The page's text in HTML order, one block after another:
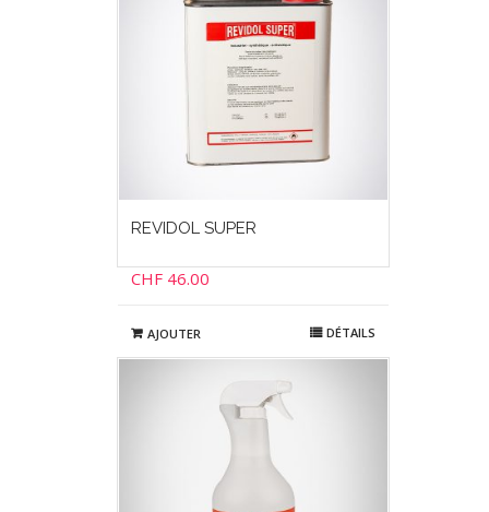
REVIDOL SUPER
CHF46.00
AJOUTER DÉTAILS